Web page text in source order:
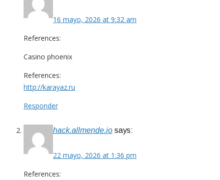
16 mayo, 2026 at 9:32 am
References:
Casino phoenix
References:
http://karayaz.ru
Responder
hack.allmende.io says:
22 mayo, 2026 at 1:36 pm
References: